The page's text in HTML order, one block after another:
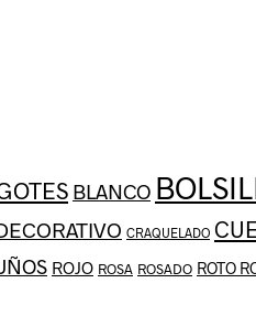
BLANCO
CRAQUELADO
ROJO ROSA ROSADO ROTO